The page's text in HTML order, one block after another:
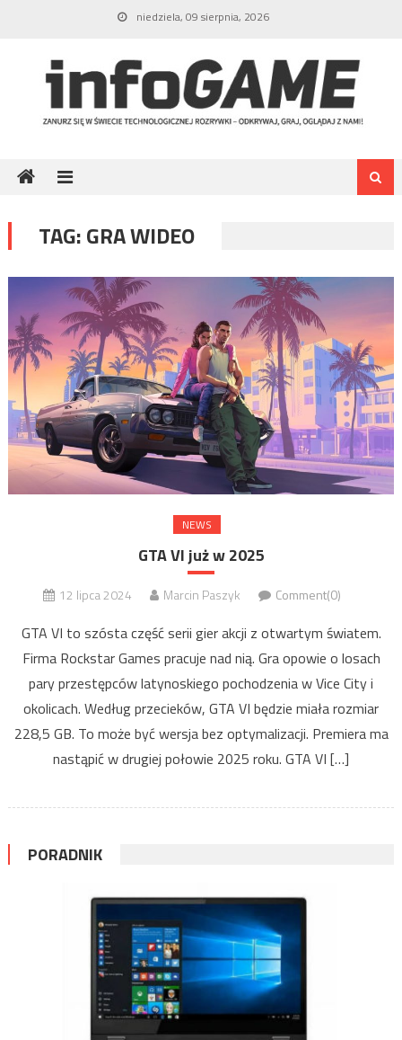
niedziela, 09 sierpnia, 2026
TAG:GRA WIDEO
NEWS
GTA VI już w 2025
12 lipca 2024 Marcin Paszyk Comment(0)
GTA VI to szósta część serii gier akcji z otwartym światem.
Firma Rockstar Games pracuje nad nią. Gra opowie o losach
pary przestępców latynoskiego pochodzenia w Vice City i
okolicach. Według przecieków, GTA VI będzie miała rozmiar
228,5 GB. To może być wersja bez optymalizacji. Premiera ma
nastąpić w drugiej połowie 2025 roku. GTA VI […]
PORADNIK